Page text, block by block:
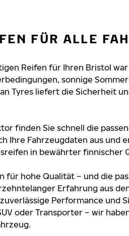
FÜR ALLE
Reifen für Ihren Bristol
sonnige
Tyres liefert die Sicherheit
finden Sie schnell die
Ihre Fahrzeugdaten aus und
in bewährter finnischer
für hohe Qualität – und die
Erfahrung aus
Performance und
oder Transporter – wir